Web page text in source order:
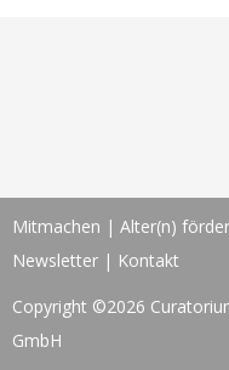
Mitmachen | Alter(n)
Newsletter | Kontakt
Copyright ©2026
GmbH